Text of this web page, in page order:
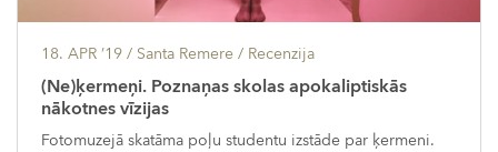
18. APR ’19 / Santa Remere / Recenzija
(Ne)ķermeņi. Poznaņas skolas apokaliptiskās
nākotnes vīzijas
Fotomuzejā skatāma poļu studentu izstāde par ķermeni.